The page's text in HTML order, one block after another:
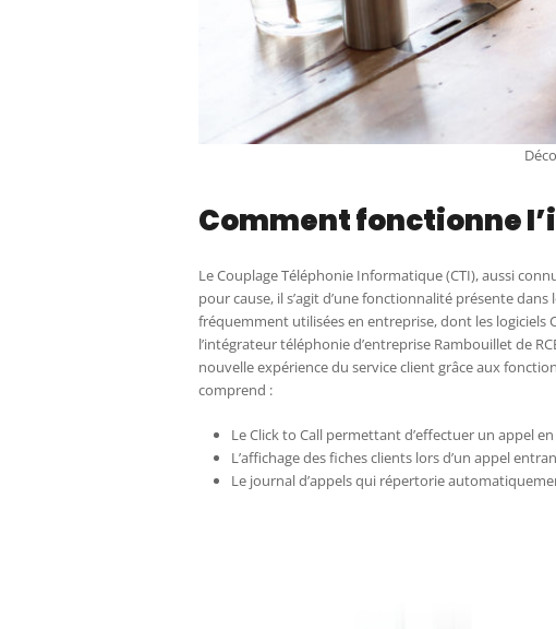
Comment fonctionne
Le Couplage Téléphonie Informatique (CTI), aussi
pour cause, il s’agit d’une fonctionnalité présente
fréquemment utilisées en entreprise, dont les logiciels
l’intégrateur téléphonie d’entreprise Rambouillet de
nouvelle expérience du service client grâce aux
comprend :
Le Click to Call permettant d’effectuer un appel
L’affichage des fiches clients lors d’un appel
Le journal d’appels qui répertorie